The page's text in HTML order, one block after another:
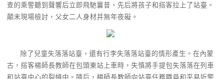
查的乘警聽到聲響后立即飛馳曩昔，先后將孩子和搭客拉上了站臺。
顛末現場檢討，父女二人身材并無年夜礙。
除了兒童失落落站臺，還有行李失落落站臺的情形產生。在內蒙
古，搭客楊師長教師在包頭東站上車時，失慎將手提包失落落在列車
和站臺中心的裂縫中。隨后，楊師長教師向站臺任務職員和平易近警